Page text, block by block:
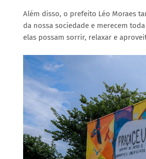
Além disso, o prefeito Léo Moraes
da nossa sociedade e merecem
elas possam sorrir, relaxar e